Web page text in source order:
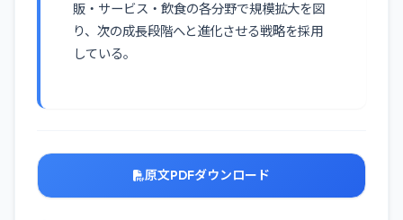
販・サービス・飲食の各分野で規模拡大を図
り、次の成長段階へと進化させる戦略を採用
している。
原文PDFダウンロード